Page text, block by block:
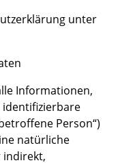
unter
Informationen,
identifizierbare
Person“)
natürliche
indirekt,